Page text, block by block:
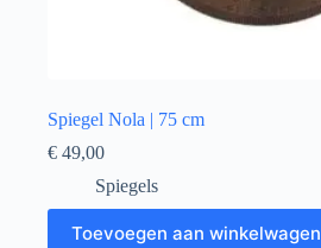
Spiegel Nola | 75 cm
€ 49,00
Spiegels
Toevoegen aan winkelwagen